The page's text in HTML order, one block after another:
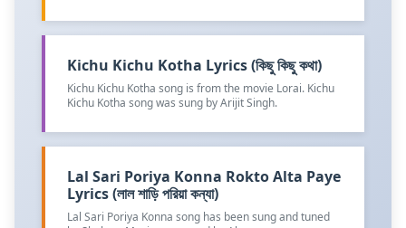
Kichu Kichu Kotha Lyrics (কিছু কিছু কথা)
Kichu Kichu Kotha song is from the movie Lorai. Kichu
Kichu Kotha song was sung by Arijit Singh.
Lal Sari Poriya Konna Rokto Alta Paye
Lyrics (লাল শাড়ি পরিয়া কন্যা)
Lal Sari Poriya Konna song has been sung and tuned